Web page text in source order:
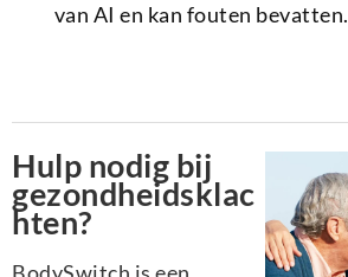
van AI en kan fouten bevatten.
Hulp nodig bij
gezondheidsklac
hten?